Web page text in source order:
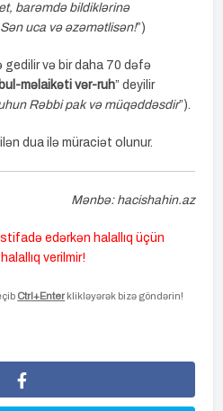
barəmdə bildiklərinə
uca və əzəmətlisən!”)
və bir daha 70 dəfə
məlaikəti vər-ruh” deyilir
Rəbbipakvə müqəddəsdir”).
dua ilə müraciət olunur.
Mənbə: hacishahin.az
edərkən halallıq üçün
verilmir!
Ctrl+Enter klikləyərək bizə göndərin!